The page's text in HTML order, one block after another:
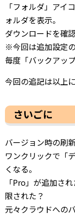
「フォルダ」アイ
ォルダを表示。
ダウンロードを確認
※今回は追加設定
毎度「バックアッ
今回の追記は以上に
さいごに
バージョン時の刷
ワンクリックで「
くなる。
「Pro」が追加さ
限された？
元々クラウドへの